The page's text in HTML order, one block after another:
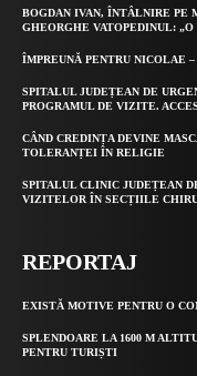
BOGDAN IVAN, ÎNTÂLNIRE PE
GHEORGHE VATOPEDINUL:
ÎMPREUNĂ PENTRU NICOLAE
SPITALUL JUDEȚEAN DE
PROGRAMUL DE VIZITE.
CÂND CREDINȚA DEVINE
TOLERANȚEI ÎN RELIGIE
SPITALUL CLINIC JUDEȚEAN
VIZITELOR ÎN SECȚIILE
REPORTAJ
EXISTĂ MOTIVE PENTRU O
SPLENDOARE LA 1600 M
PENTRU TURIȘTI